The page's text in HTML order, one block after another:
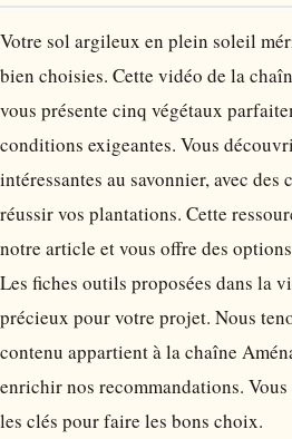
Votre sol argileux en plein soleil
bien choisies. Cette vidéo de la
vous présente cinq végétaux
conditions exigeantes. Vous
intéressantes au savonnier, avec
réussir vos plantations. Cette
notre article et vous offre des
Les fiches outils proposées dans la
précieux pour votre projet. Nous
contenu appartient à la chaîne
enrichir nos recommandations.
les clés pour faire les bons choix.